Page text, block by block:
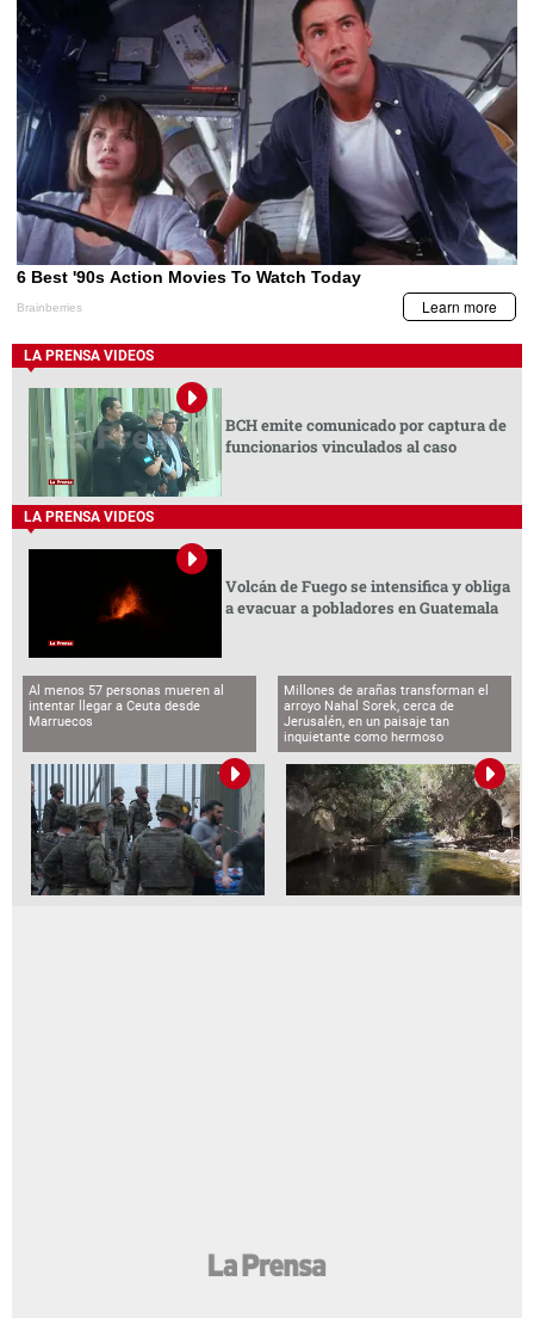
LA PRENSA VIDEOS
BCH emite comunicado por captura de
funcionarios vinculados al caso
LA PRENSA VIDEOS
Volcán de Fuego se intensifica y obliga
a evacuar a pobladores en Guatemala
Al menos 57 personas mueren al
intentar llegar a Ceuta desde
Marruecos
Millones de arañas transforman el
arroyo Nahal Sorek, cerca de
Jerusalén, en un paisaje tan
inquietante como hermoso